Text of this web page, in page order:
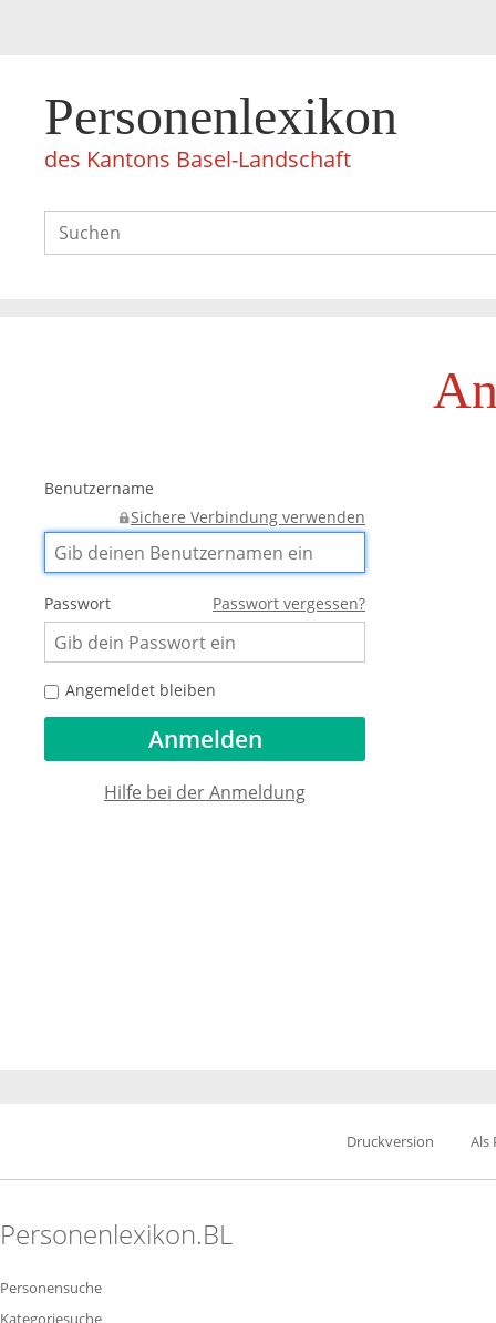
Personenlexikon
des Kantons Basel-Landschaft
Benutzername
Sichere Verbindung verwenden
Passwort Passwort vergessen?
Angemeldet bleiben
Hilfe bei der Anmeldung
Druckversion Als
Personenlexikon.BL
Personensuche
Kategoriesuche